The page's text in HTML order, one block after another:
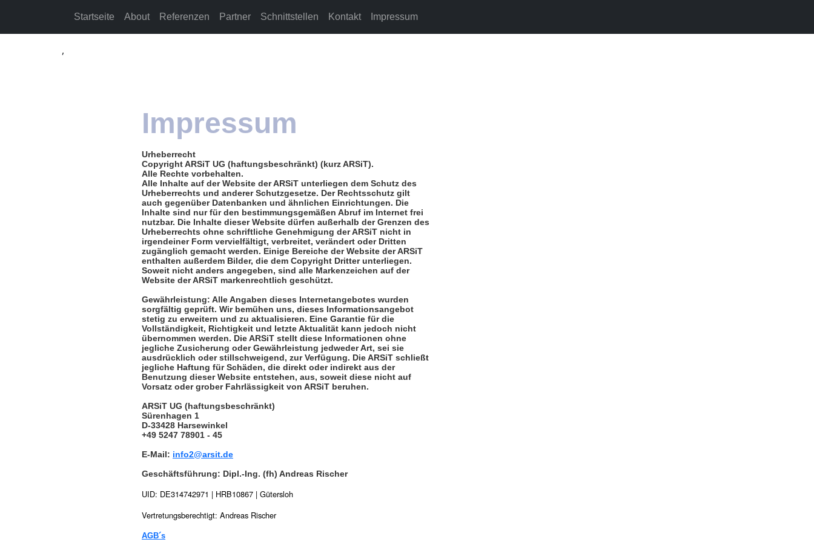
Startseite About Referenzen Partner Schnittstellen Kontakt Impressum
,
Impressum
Urheberrecht
Copyright ARSiT UG (haftungsbeschränkt) (kurz ARSiT).
Alle Rechte vorbehalten.
Alle Inhalte auf der Website der ARSiT unterliegen dem Schutz des
Urheberrechts und anderer Schutzgesetze. Der Rechtsschutz gilt
auch gegenüber Datenbanken und ähnlichen Einrichtungen. Die
Inhalte sind nur für den bestimmungsgemäßen Abruf im Internet frei
nutzbar. Die Inhalte dieser Website dürfen außerhalb der Grenzen des
Urheberrechts ohne schriftliche Genehmigung der ARSiT nicht in
irgendeiner Form vervielfältigt, verbreitet, verändert oder Dritten
zugänglich gemacht werden. Einige Bereiche der Website der ARSiT
enthalten außerdem Bilder, die dem Copyright Dritter unterliegen.
Soweit nicht anders angegeben, sind alle Markenzeichen auf der
Website der ARSiT markenrechtlich geschützt.
Gewährleistung: Alle Angaben dieses Internetangebotes wurden
sorgfältig geprüft. Wir bemühen uns, dieses Informationsangebot
stetig zu erweitern und zu aktualisieren. Eine Garantie für die
Vollständigkeit, Richtigkeit und letzte Aktualität kann jedoch nicht
übernommen werden. Die ARSiT stellt diese Informationen ohne
jegliche Zusicherung oder Gewährleistung jedweder Art, sei sie
ausdrücklich oder stillschweigend, zur Verfügung. Die ARSiT schließt
jegliche Haftung für Schäden, die direkt oder indirekt aus der
Benutzung dieser Website entstehen, aus, soweit diese nicht auf
Vorsatz oder grober Fahrlässigkeit von ARSiT beruhen.
ARSiT UG (haftungsbeschränkt)
Sürenhagen 1
D-33428 Harsewinkel
+49 5247 78901 - 45
E-Mail: info2@arsit.de
Geschäftsführung: Dipl.-Ing. (fh) Andreas Rischer
UID: DE314742971 | HRB10867 | Gütersloh
Vertretungsberechtigt: Andreas Rischer
AGB´s